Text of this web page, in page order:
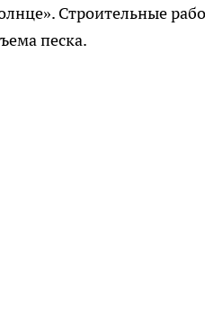
Строительные
песка.